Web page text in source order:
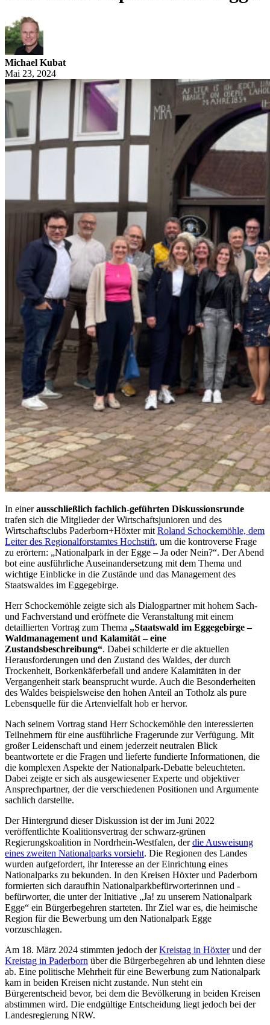
Michael Kubat
Mai 23, 2024
In einerausschließlich fachlich-geführten Diskussionsrunde
trafen sich die Mitglieder der Wirtschaftsjunioren und des
Wirtschaftsclubs Paderborn+Höxter mit Roland Schockemöhle, dem
Leiter des Regionalforstamtes Hochstift, um die kontroverse Frage
zu erörtern: „Nationalpark in der Egge – Ja oder Nein?“. Der Abend
bot eine ausführliche Auseinandersetzung mit dem Thema und
wichtige Einblicke in die Zustände und das Management des
Staatswaldes im Eggegebirge.
Herr Schockemöhle zeigte sich als Dialogpartner mit hohem Sach-
und Fachverstand und eröffnete die Veranstaltung mit einem
detaillierten Vortrag zum Thema „Staatswald im Eggegebirge –
Waldmanagement und Kalamität – eine
Zustandsbeschreibung“. Dabei schilderte er die aktuellen
Herausforderungen und den Zustand des Waldes, der durch
Trockenheit, Borkenkäferbefall und andere Kalamitäten in der
Vergangenheit stark beansprucht wurde. Auch die Besonderheiten
des Waldes beispielsweise den hohen Anteil an Totholz als pure
Lebensquelle für die Artenvielfalt hob er hervor.
Nach seinem Vortrag stand Herr Schockemöhle den interessierten
Teilnehmern für eine ausführliche Fragerunde zur Verfügung. Mit
großer Leidenschaft und einem jederzeit neutralen Blick
beantwortete er die Fragen und lieferte fundierte Informationen, die
die komplexen Aspekte der Nationalpark-Debatte beleuchteten.
Dabei zeigte er sich als ausgewiesener Experte und objektiver
Ansprechpartner, der die verschiedenen Positionen und Argumente
sachlich darstellte.
Der Hintergrund dieser Diskussion ist der im Juni 2022
veröffentlichte Koalitionsvertrag der schwarz-grünen
Regierungskoalition in Nordrhein-Westfalen, derdie Ausweisung
eines zweiten Nationalparks vorsieht. Die Regionen des Landes
wurden aufgefordert, ihr Interesse an der Einrichtung eines
Nationalparks zu bekunden. In den Kreisen Höxter und Paderborn
formierten sich daraufhin Nationalparkbefürworterinnen und -
befürworter, die unter der Initiative „Ja! zu unserem Nationalpark
Egge“ ein Bürgerbegehren starteten. Ihr Ziel war es, die heimische
Region für die Bewerbung um den Nationalpark Egge
vorzuschlagen.
Am 18. März 2024 stimmten jedoch derKreistag in Höxterund der
Kreistag in Paderborn über die Bürgerbegehren ab und lehnten diese
ab. Eine politische Mehrheit für eine Bewerbung zum Nationalpark
kam in beiden Kreisen nicht zustande. Nun steht ein
Bürgerentscheid bevor, bei dem die Bevölkerung in beiden Kreisen
abstimmen wird. Die endgültige Entscheidung liegt jedoch bei der
Landesregierung NRW.